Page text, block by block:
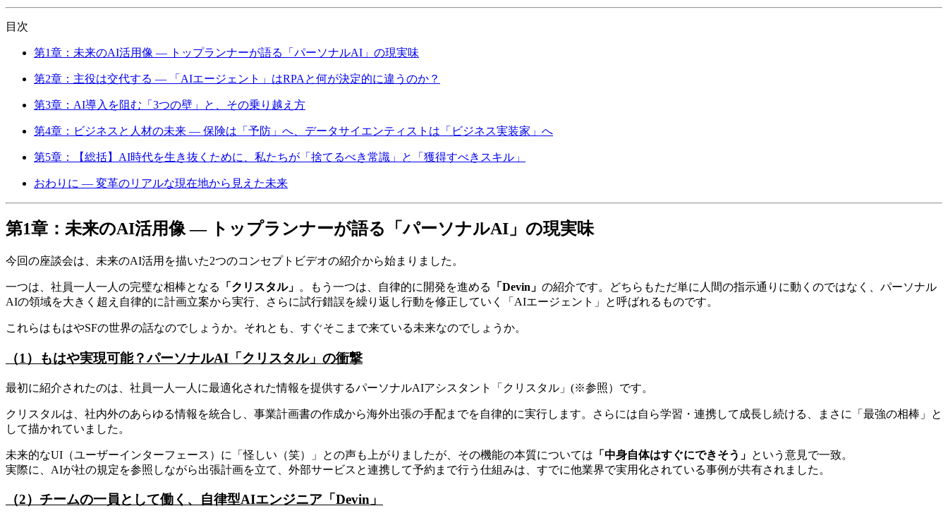
目次
第1章：未来のAI活用像 ― トップランナーが語る「パーソナルAI」の現実味
第2章：主役は交代する ― 「AIエージェント」はRPAと何が決定的に違うのか？
第3章：AI導入を阻む「3つの壁」と、その乗り越え方
第4章：ビジネスと人材の未来 ― 保険は「予防」へ、データサイエンティストは「ビジネス実装家」へ
第5章：【総括】AI時代を生き抜くために、私たちが「捨てるべき常識」と「獲得すべきスキル」
おわりに ― 変革のリアルな現在地から見えた未来
第1章：未来のAI活用像 ― トップランナーが語る「パーソナルAI」の現実味
今回の座談会は、未来のAI活用を描いた2つのコンセプトビデオの紹介から始まりました。
一つは、社員一人一人の完璧な相棒となる 「クリスタル」 。もう一つは、自律的に開発を進める 「Devin」 の紹介です。どちらもただ単に人間の指示通りに動くのではなく、パーソナル
AIの領域を大きく超え自律的に計画立案から実行、さらに試行錯誤を繰り返し行動を修正していく「AIエージェント」と呼ばれるものです。
これらはもはやSFの世界の話なのでしょうか。それとも、すぐそこまで来ている未来なのでしょうか。
（1）もはや実現可能？パーソナルAI「クリスタル」の衝撃
最初に紹介されたのは、社員一人一人に最適化された情報を提供するパーソナルAIアシスタント「クリスタル」(※参照）です。
クリスタルは、社内外のあらゆる情報を統合し、事業計画書の作成から海外出張の手配までを自律的に実行します。さらには自ら学習・連携して成長し続ける、まさに「最強の相棒」と
して描かれていました。
未来的なUI（ユーザーインターフェース）に「怪しい（笑）」との声も上がりましたが、その機能の本質については 「中身自体はすぐにできそう」 という意見で一致。
実際に、AIが社の規定を参照しながら出張計画を立て、外部サービスと連携して予約まで行う仕組みは、すでに他業界で実用化されている事例が共有されました。
（2）チームの一員として働く、自律型AIエンジニア「Devin」